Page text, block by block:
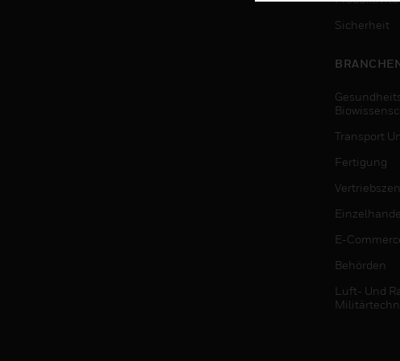
Sicherheit
Transport
Fertigung
E-
Behörden
Luft- Und